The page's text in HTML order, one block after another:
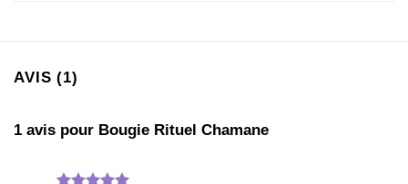
AVIS (1)
1 avis pour Bougie Rituel Chamane